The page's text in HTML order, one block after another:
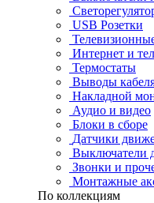
USB Розетки
Интернет и
Термостаты
Выводы
Накладной
Аудио и видео
Блоки в сборе
Датчики
Выключатели
Звонки и
Монтажные
По коллекциям